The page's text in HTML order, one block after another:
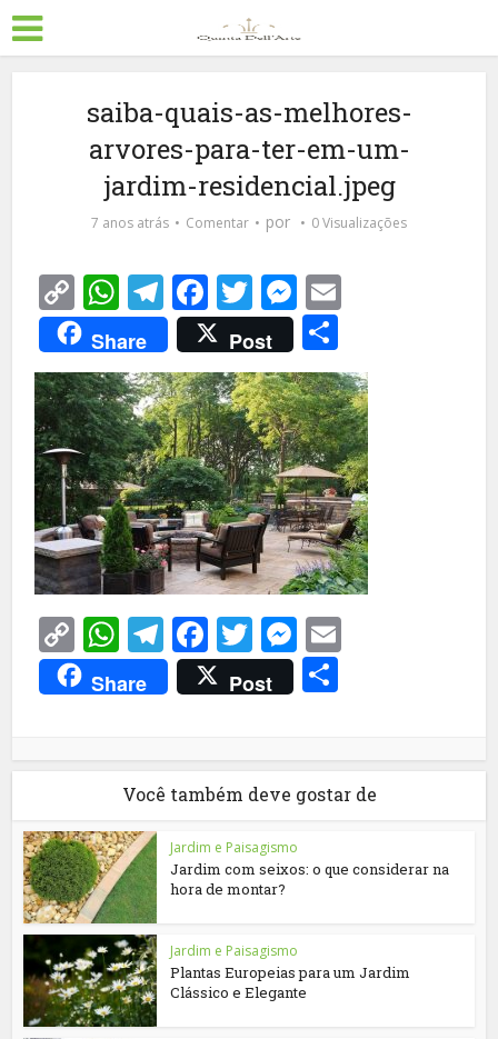
saiba-quais-as-melhores-
arvores-para-ter-em-um-
jardim-residencial.jpeg
7 anos atrás Comentar por 0 Visualizações
Copy
Link
WhatsApp
Telegram
Facebook
TwitterMessenger
Share Post
Copy
Link
WhatsApp
Telegram
Facebook
TwitterMessenger
Share Post
Você também deve gostar de
Jardim e Paisagismo
Jardim com seixos: o que considerar na
hora de montar?
Jardim e Paisagismo
Plantas Europeias para um Jardim
Clássico e Elegante